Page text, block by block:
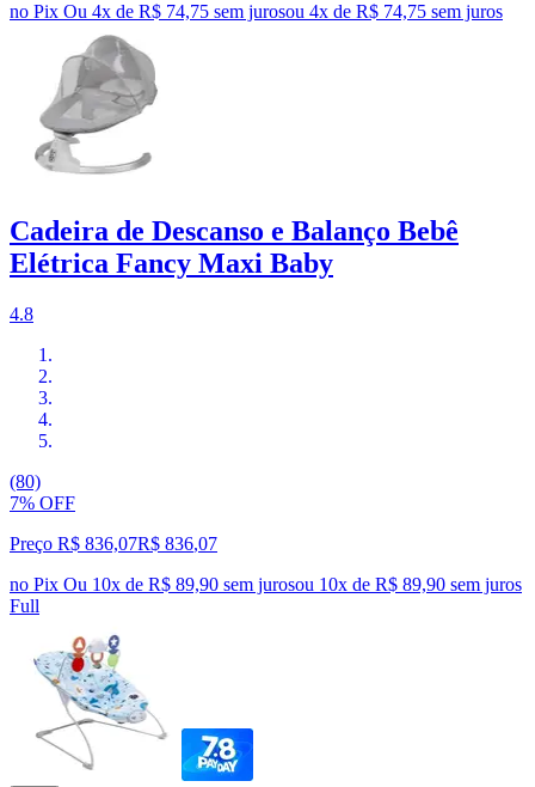
no Pix Ou 4x de R$ 74,75 sem jurosou 4x de R$ 74,75 sem juros
Cadeira de Descanso e Balanço Bebê
Elétrica Fancy Maxi Baby
4.8
(80)
7% OFF
Preço R$ 836,07R$ 836,07
no Pix Ou 10x de R$ 89,90 sem jurosou 10x de R$ 89,90 sem juros
Full